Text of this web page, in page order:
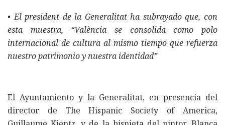
• El president de la Generalitat ha subrayado que, con
esta muestra, “València se consolida como polo
internacional de cultura al mismo tiempo que refuerza
nuestro patrimonio y nuestra identidad”
El Ayuntamiento y la Generalitat, en presencia del
director de The Hispanic Society of America,